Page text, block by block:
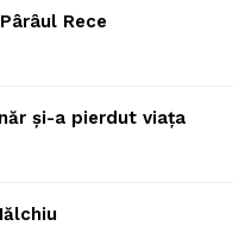
Rece
și-a pierdut viața